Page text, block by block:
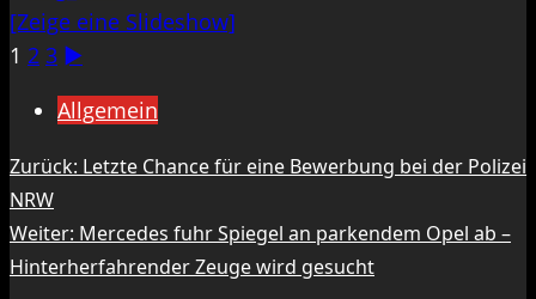
[Zeige eine Slideshow]
1 2 3 ►
Allgemein
Beitragsnavigation
Zurück: Letzte Chance für eine Bewerbung bei der Polizei
NRW
Weiter: Mercedes fuhr Spiegel an parkendem Opel ab –
Hinterherfahrender Zeuge wird gesucht